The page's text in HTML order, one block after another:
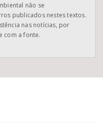
não se
publicados nestes textos.
nas notícias, por
com a fonte.